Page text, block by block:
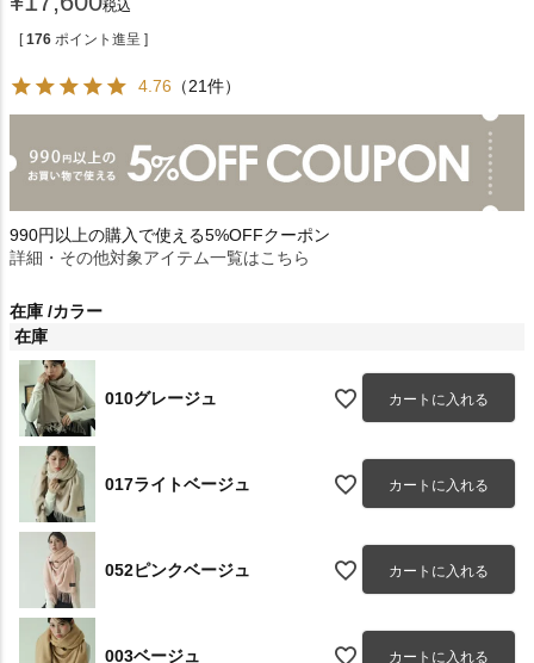
税込
[ 176 ポイント進呈 ]
4.76 （21件）
990円以上の購入で使える5%OFFクーポン
詳細・その他対象アイテム一覧はこちら
在庫 カラー
在庫
010グレージュ カートに入れる
017ライトベージュ カートに入れる
052ピンクベージュ カートに入れる
003ベージュ カートに入れる